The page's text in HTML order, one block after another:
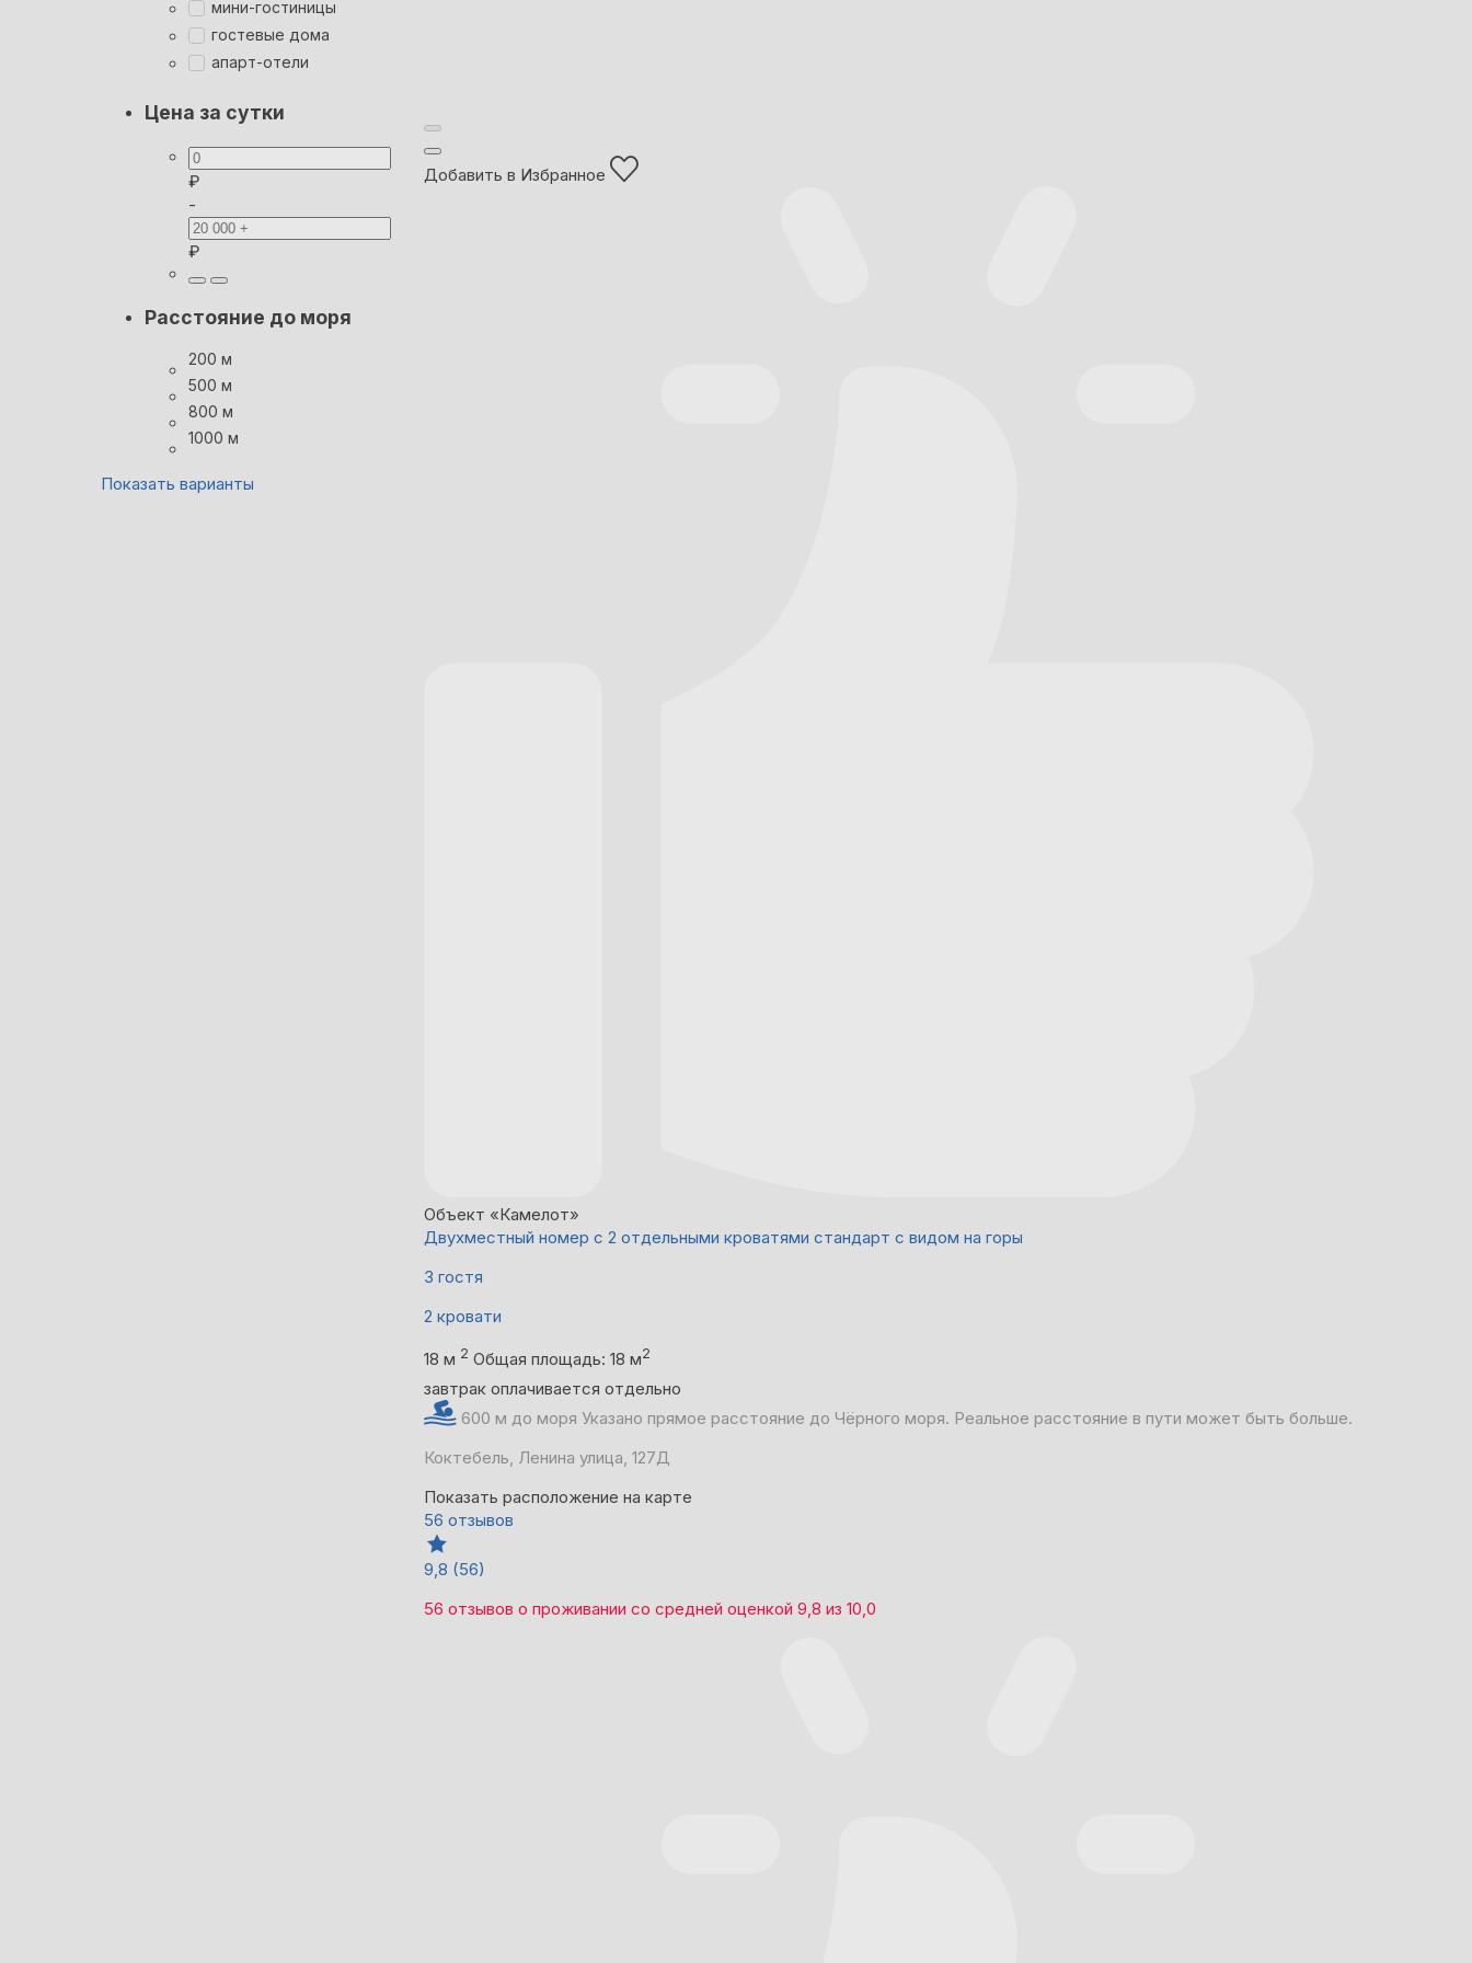
мини-гостиницы
гостевые дома
апарт-отели
Цена за сутки
₽
-
₽
Расстояние до моря
200 м
500 м
800 м
1000 м
Показать варианты
Добавить в Избранное
Объект «Камелот»
Двухместный номер с 2 отдельными кроватями стандарт с видом на горы
3 гостя
2 кровати
18 м 2 Общая площадь: 18 м2
завтрак оплачивается отдельно
600 м до моря Указано прямое расстояние до Чёрного моря. Реальное расстояние в пути может быть больше.
Коктебель, Ленина улица, 127Д
Показать расположение на карте
56 отзывов
9,8 (56)
56 отзывов о проживании со средней оценкой 9,8 из 10,0